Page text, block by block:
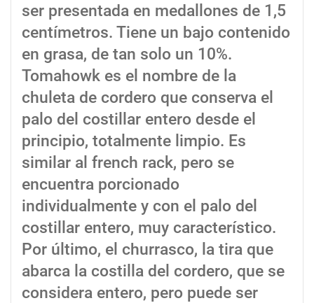
ser presentada en medallones de 1,5
centímetros. Tiene un bajo contenido
en grasa, de tan solo un 10%.
Tomahowk es el nombre de la
chuleta de cordero que conserva el
palo del costillar entero desde el
principio, totalmente limpio. Es
similar al french rack, pero se
encuentra porcionado
individualmente y con el palo del
costillar entero, muy característico.
Por último, el churrasco, la tira que
abarca la costilla del cordero, que se
considera entero, pero puede ser